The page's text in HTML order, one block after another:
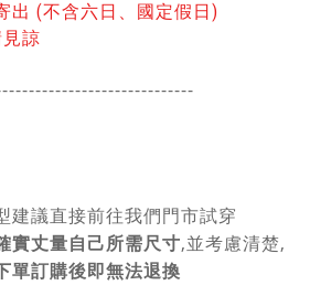
出 (不含六日、國定假日)
諒
------
建議直接前往我們門市試穿
實丈量自己所需尺寸,並考慮清楚,
單訂購後即無法退換